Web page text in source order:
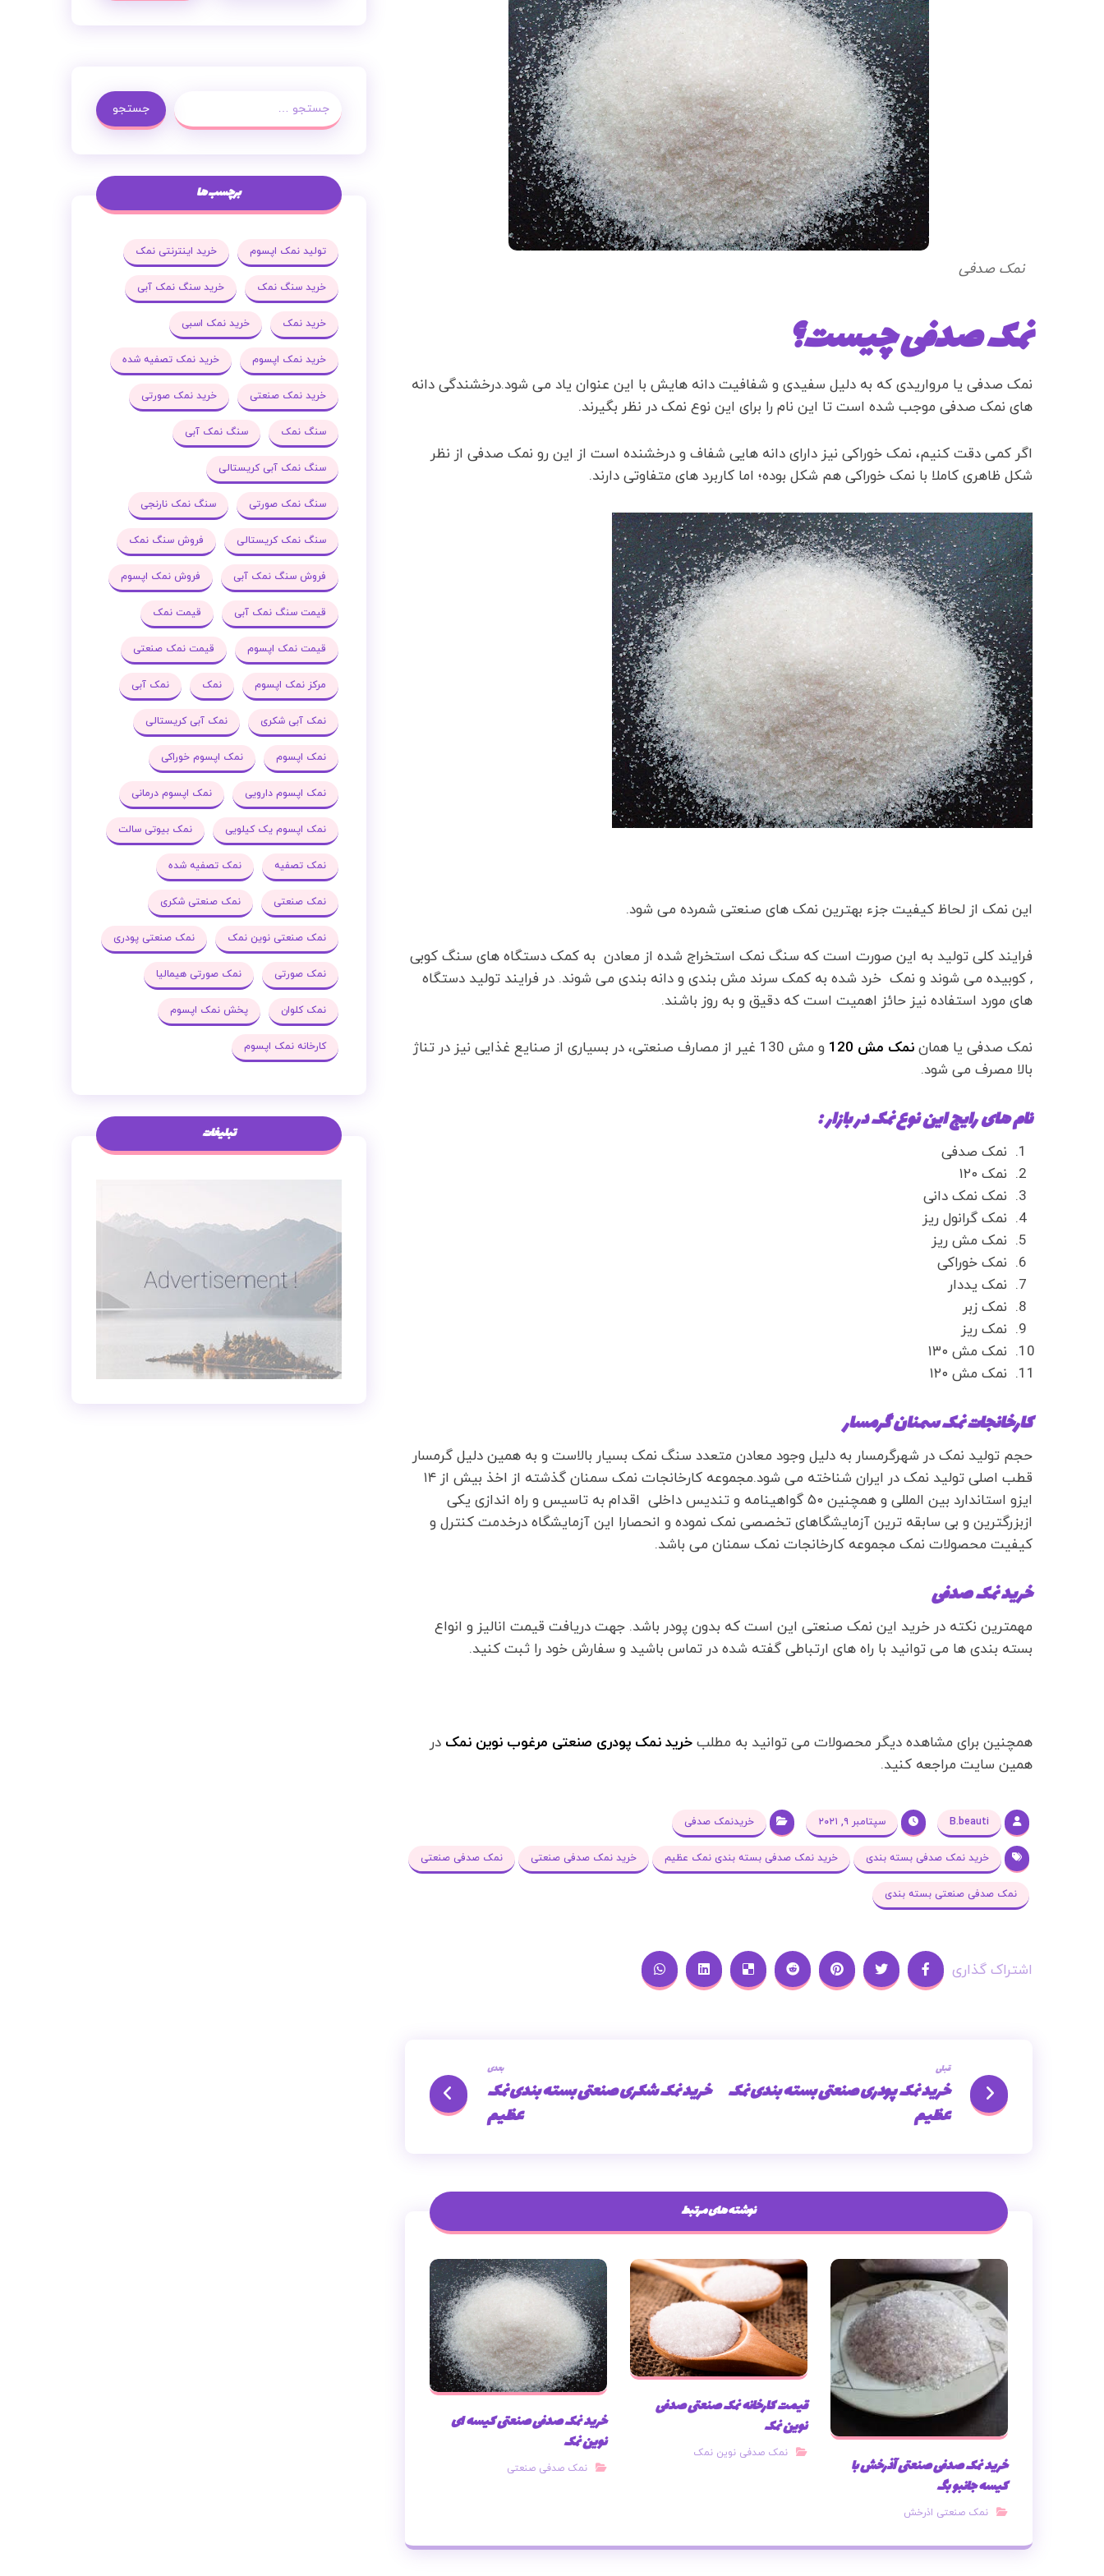
نمک صدفی
نمک صدفی چیست؟
نمک صدفی یا مرواریدی که به دلیل سفیدی و شفافیت دانه هایش با این عنوان یاد می شود.درخشندگی دانه
های نمک صدفی موجب شده است تا این نام را برای این نوع نمک در نظر بگیرند.
اگر کمی دقت کنیم، نمک خوراکی نیز دارای دانه هایی شفاف و درخشنده است از این رو نمک صدفی از نظر
شکل ظاهری کاملا با نمک خوراکی هم شکل بوده؛ اما کاربرد های متفاوتی دارند.
این نمک از لحاظ کیفیت جزء بهترین نمک های صنعتی شمرده می شود.
فرایند کلی تولید به این صورت است که سنگ نمک استخراج شده از معادن به کمک دستگاه های سنگ کوبی
, کوبیده می شوند و نمک خرد شده به کمک سرند مش بندی و دانه بندی می شوند. در فرایند تولید دستگاه
های مورد استفاده نیز حائز اهمیت است که دقیق و به روز باشند.
نمک صدفی یا همان نمک مش 120
و مش 130 غیر از مصارف صنعتی، در بسیاری از صنایع غذایی نیز در تناژ
بالا مصرف می شود.
نام های رایج این نوع نمک در بازار :
نمک صدفی
نمک ۱۲۰
نمک نمک دانی
نمک گرانول ریز
نمک مش ریز
نمک خوراکی
نمک یددار
نمک زبر
نمک ریز
نمک مش ۱۳۰
نمک مش ۱۲۰
کارخانجات نمک سمنان گرمسار
حجم تولید نمک در شهرگرمسار به دلیل وجود معادن متعدد سنگ نمک بسیار بالاست و به همین دلیل گرمسار
قطب اصلی تولید نمک در ایران شناخته می شود.مجموعه کارخانجات نمک سمنان گذشته از اخذ بیش از ۱۴
ایزو استاندارد بین المللی و همچنین ۵۰ گواهینامه و تندیس داخلی اقدام به تاسیس و راه اندازی یکی
ازبزرگترین و بی سابقه ترین آزمایشگاهای تخصصی نمک نموده و انحصارا این آزمایشگاه درخدمت کنترل و
کیفیت محصولات نمک مجموعه کارخانجات نمک سمنان می باشد.
خرید نمک صدفی
مهمترین نکته در خرید این نمک صنعتی این است که بدون پودر باشد. جهت دریافت قیمت انالیز و انواع
بسته بندی ها می توانید با راه های ارتباطی گفته شده در تماس باشید و سفارش خود را ثبت کنید.
همچنین برای مشاهده دیگر محصولات می توانید به مطلب خرید نمک پودری صنعتی مرغوب نوین نمک در
همین سایت مراجعه کنید.
B.beauti سپتامبر ۹, ۲۰۲۱ خریدنمک صدفی
خرید نمک صدفی بسته بندی خرید نمک صدفی بسته بندی نمک عظیم خرید نمک صدفی صنعتی نمک صدفی صنعتی
نمک صدفی صنعتی بسته بندی
قبلی
خرید نمک پودری صنعتی بسته بندی نمک
عظیم
بعدی
خرید نمک شکری صنعتی بسته بندی نمک
عظیم
نوشته های مرتبط
خرید نمک صدفی صنعتی آذرخش با
کیسه جانبو بگ
نمک صنعتی اذرخش
قیمت کارخانه نمک صنعتی صدفی
نوین نمک
نمک صدفی نوین نمک
خرید نمک صدفی صنعتی کیسه ای
نوین نمک
نمک صدفی صنعتی
جستجو
برچسب ها
تولید نمک اپسوم خرید اینترنتی نمک
خرید سنگ نمک خرید سنگ نمک آبی
خرید نمک خرید نمک اسبی
خرید نمک اپسوم خرید نمک تصفیه شده
خرید نمک صنعتی خرید نمک صورتی
سنگ نمک سنگ نمک آبی
سنگ نمک آبی کریستالی
سنگ نمک صورتی سنگ نمک نارنجی
سنگ نمک کریستالی فروش سنگ نمک
فروش سنگ نمک آبی فروش نمک اپسوم
قیمت سنگ نمک آبی قیمت نمک
قیمت نمک اپسوم قیمت نمک صنعتی
مرکز نمک اپسوم نمک نمک آبی
نمک آبی شکری نمک آبی کریستالی
نمک اپسوم نمک اپسوم خوراکی
نمک اپسوم دارویی نمک اپسوم درمانی
نمک اپسوم یک کیلویی نمک بیوتی سالت
نمک تصفیه نمک تصفیه شده
نمک صنعتی نمک صنعتی شکری
نمک صنعتی نوین نمک نمک صنعتی پودری
نمک صورتی نمک صورتی هیمالیا
نمک کلوان پخش نمک اپسوم
کارخانه نمک اپسوم
تبلیغات